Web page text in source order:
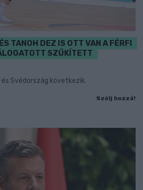
TANOH DEZ IS OTT VAN A FÉRFI
SZŰKÍTETT
Svédország következik.
Szólj hozzá!